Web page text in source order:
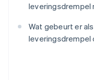
leveringsdrempel
Wat gebeurt er
leveringsdrempel